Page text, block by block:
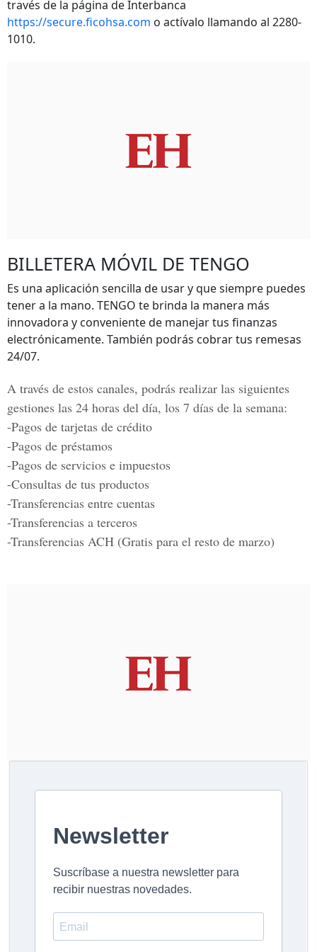
través de la página de Interbanca
https://secure.ficohsa.com o actívalo llamando al 2280-
1010.
BILLETERA MÓVIL DE TENGO
Es una aplicación sencilla de usar y que siempre puedes
tener a la mano. TENGO te brinda la manera más
innovadora y conveniente de manejar tus finanzas
electrónicamente. También podrás cobrar tus remesas
24/07.
A través de estos canales, podrás realizar las siguientes
gestiones las 24 horas del día, los 7 días de la semana:
-Pagos de tarjetas de crédito
-Pagos de préstamos
-Pagos de servicios e impuestos
-Consultas de tus productos
-Transferencias entre cuentas
-Transferencias a terceros
-Transferencias ACH (Gratis para el resto de marzo)